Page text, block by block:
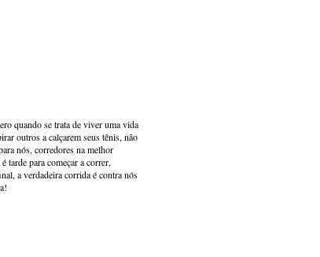
quando se trata de viver uma vida
outros a calçarem seus tênis, não
nós, corredores na melhor
tarde para começar a correr,
a verdadeira corrida é contra nós